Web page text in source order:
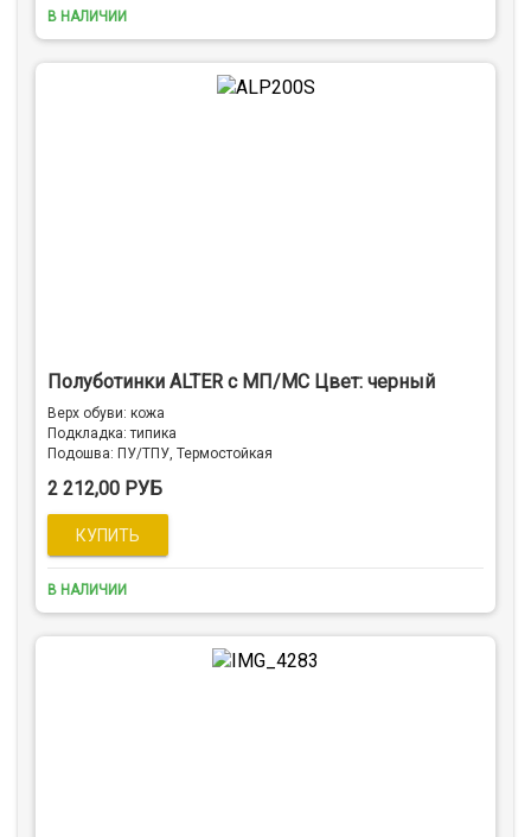
В НАЛИЧИИ
Полуботинки ALTER с МП/МС Цвет: черный
Верх обуви: кожа
Подкладка: типика
Подошва: ПУ/ТПУ, Термостойкая
2 212,00 РУБ
В НАЛИЧИИ